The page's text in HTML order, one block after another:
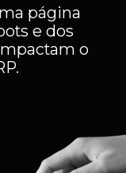
página
e dos
o